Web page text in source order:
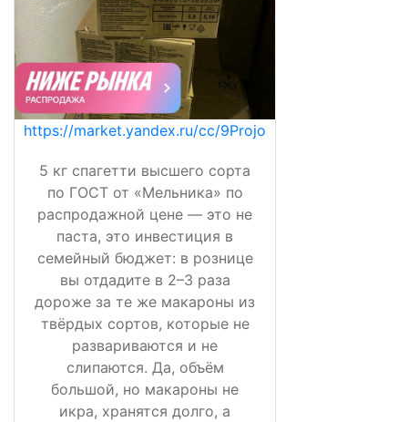
https://market.yandex.ru/cc/9Projo
5 кг спагетти высшего сорта
по ГОСТ от «Мельника» по
распродажной цене — это не
паста, это инвестиция в
семейный бюджет: в рознице
вы отдадите в 2–3 раза
дороже за те же макароны из
твёрдых сортов, которые не
развариваются и не
слипаются. Да, объём
большой, но макароны не
икра, хранятся долго, а